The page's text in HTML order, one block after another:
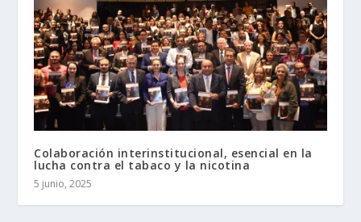
Colaboración interinstitucional, esencial en la
lucha contra el tabaco y la nicotina
5 junio, 2025